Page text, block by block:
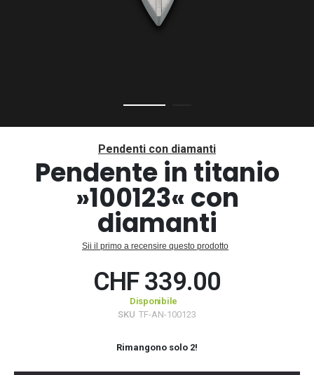
Pendenti con diamanti
Pendente in titanio
»100123« con
diamanti
Sii il primo a recensire questo prodotto
CHF 339.00
Disponibile
SKU TF-AN-100123
Rimangono solo 2!